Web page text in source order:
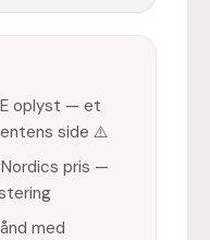
oplyst — et
side ⚠️
pris —
med